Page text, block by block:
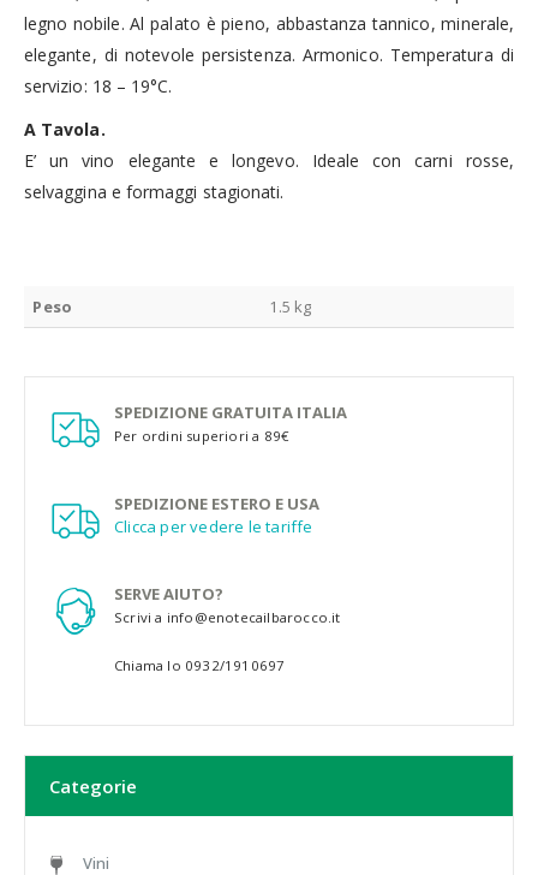
legno nobile. Al palato è pieno, abbastanza tannico, minerale,
elegante, di notevole persistenza. Armonico. Temperatura di
servizio: 18 – 19°C.
A Tavola.
E’ un vino elegante e longevo. Ideale con carni rosse,
selvaggina e formaggi stagionati.
Peso 1.5 kg
SPEDIZIONE GRATUITA ITALIA
Per ordini superiori a 89€
SPEDIZIONE ESTERO E USA
Clicca per vedere le tariffe
SERVE AIUTO?
Scrivi a info@enotecailbarocco.it
Chiama lo 0932/1910697
Categorie
Vini